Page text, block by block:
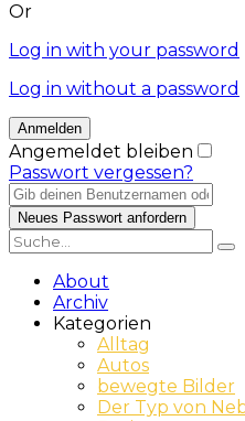
Or
Log in with your password
Log in without a password
Angemeldet bleiben
Passwort vergessen?
About
Archiv
Kategorien
Alltag
Autos
bewegte Bilder
Der Typ von